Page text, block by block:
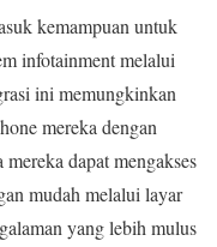
kemampuan untuk
infotainment melalui
ini memungkinkan
mereka dengan
dapat mengakses
mudah melalui layar
yang lebih mulus